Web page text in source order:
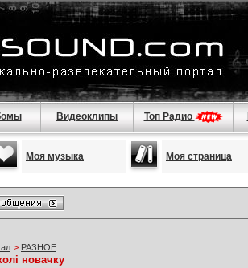
Видеоклипы Топ Радио
Моя музыка Моя страница
> РАЗНОЕ
новачку